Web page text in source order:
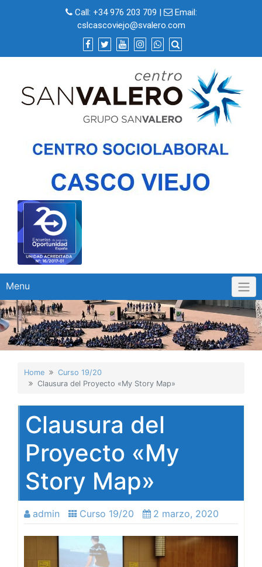
Call: +34 976 203 709 |
Email:
cslcascoviejo@svalero.com
Menu
Home
Curso 19/20
Clausura del Proyecto «My Story Map»
Clausura del
Proyecto «My
Story Map»
admin Curso 19/20 2 marzo, 2020